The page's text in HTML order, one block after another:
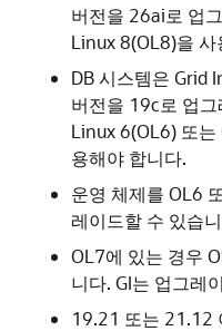
버전을 26ai로 업
Linux 8(OL8)을 사
DB 시스템은 Grid
버전을 19c로 업
Linux 6(OL6) 또
용해야 합니다.
운영 체제를 OL6
레이드할 수 있습
OL7에 있는 경우
니다. GI는 업그레
19.21 또는 21.12